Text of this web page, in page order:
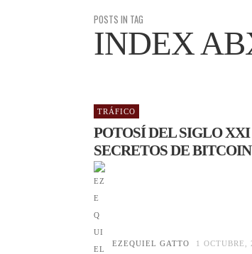
POSTS IN TAG
INDEX
TRÁFICO
POTOSÍ DEL SIGLO XXI
SECRETOS DE BITCOIN
EZEQUIEL GATTO 1 OCTUBRE,